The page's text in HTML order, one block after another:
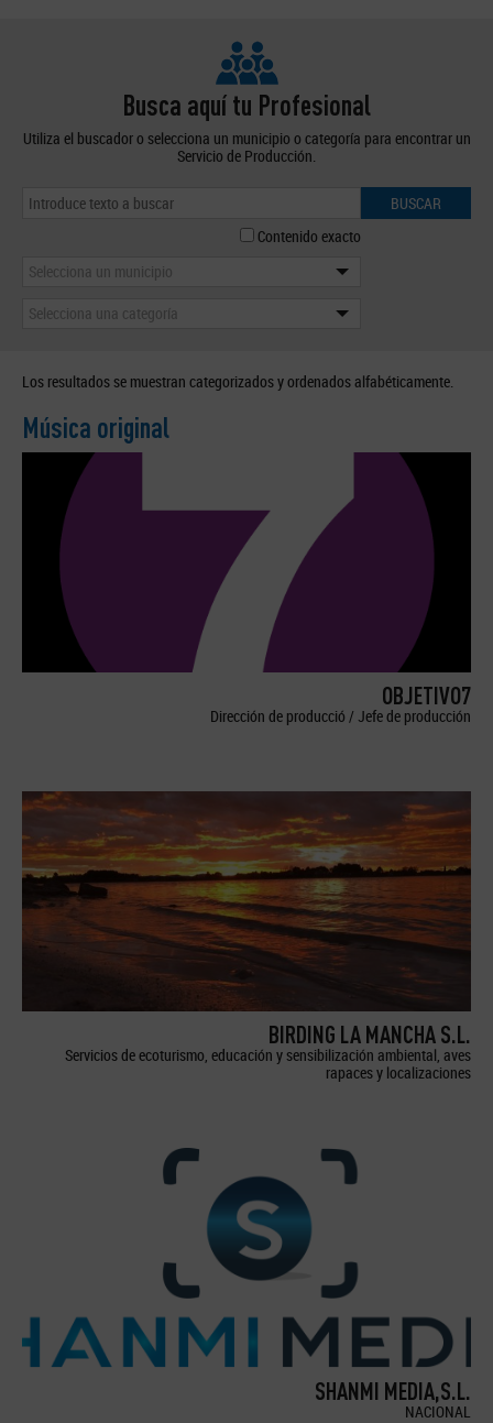
Busca aquí tu Profesional
Utiliza el buscador o selecciona un municipio o categoría para encontrar un
Servicio de Producción.
BUSCAR
Contenido exacto
Selecciona un municipio
Selecciona una categoría
Los resultados se muestran categorizados y ordenados alfabéticamente.
Música original
OBJETIVO7
Dirección de producció / Jefe de producción
BIRDING LA MANCHA S.L.
Servicios de ecoturismo, educación y sensibilización ambiental, aves
rapaces y localizaciones
SHANMI MEDIA,S.L.
NACIONAL